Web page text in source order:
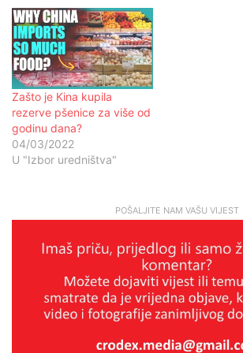
Zašto je Kina kupila
rezerve pšenice za više od
godinu dana?
04/03/2022
U "Izbor uredništva"
POŠALJITE NAM VAŠU VIJEST